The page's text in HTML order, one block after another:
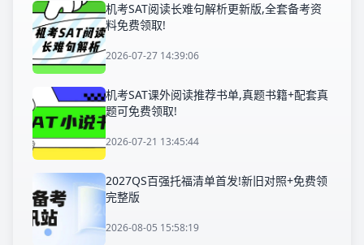
机考SAT阅读长难句解析更新版,全套备考资
料免费领取!
2026-07-27 14:39:06
机考SAT课外阅读推荐书单,真题书籍+配套真
题可免费领取!
2026-07-21 13:45:44
2027QS百强托福清单首发!新旧对照+免费领
完整版
2026-08-05 15:58:19